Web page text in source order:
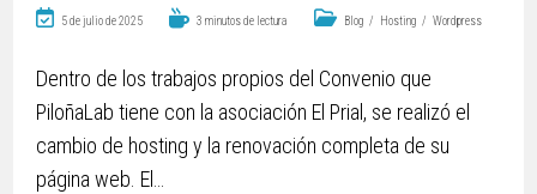
5 de julio de 2025 3 minutos de lectura Blog / Hosting / Wordpress
Dentro de los trabajos propios del Convenio que
PiloñaLab tiene con la asociación El Prial, se realizó el
cambio de hosting y la renovación completa de su
página web. El…